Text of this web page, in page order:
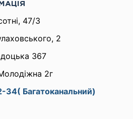
47/3
2
367
2г
Багатоканальний)